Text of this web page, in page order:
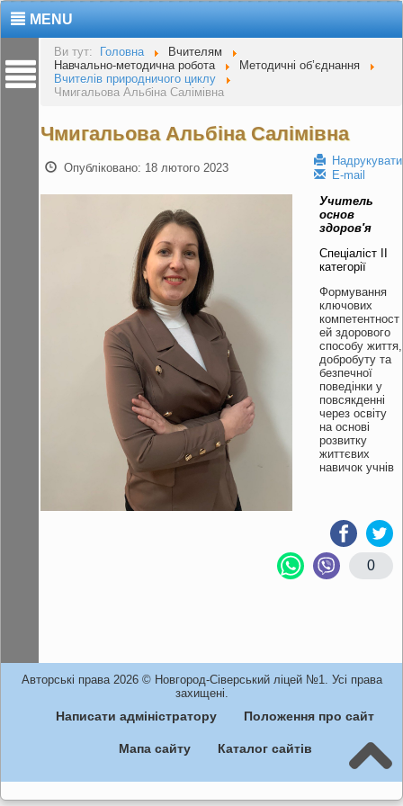
MENU
Ви тут: Головна
Вчителям
Навчально-методична робота
Методичні об’єднання
Вчителів природничого циклу
Чмигальова Альбіна Салімівна
Чмигальова Альбіна Салімівна
Надрукувати
E-mail
Опубліковано: 18 лютого 2023
Учитель
основ
здоров′я
Спеціаліст ІІ
категорії
Формування
ключових
компетентност
ей здорового
способу життя,
добробуту та
безпечної
поведінки у
повсякденні
через освіту
на основі
розвитку
життєвих
навичок учнів
0
Авторські права 2026 © Новгород-Сіверський ліцей №1. Усі права
захищені.
Написати адміністратору Положення про сайт
Мапа сайту Каталог сайтів